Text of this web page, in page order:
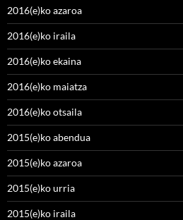
2016(e)ko azaroa
2016(e)ko iraila
2016(e)ko ekaina
2016(e)ko maiatza
2016(e)ko otsaila
2015(e)ko abendua
2015(e)ko azaroa
2015(e)ko urria
2015(e)ko iraila